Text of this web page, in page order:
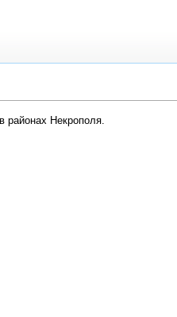
районах Некрополя.